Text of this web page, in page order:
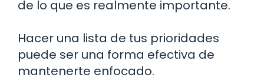
de lo que es realmente importante.
Hacer una lista de tus prioridades
puede ser una forma efectiva de
mantenerte enfocado.